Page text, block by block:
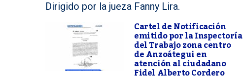
Dirigido por la jueza Fanny Lira.
Cartel de Notificación
emitido por la Inspectoría
del Trabajo zona centro
de Anzoátegui en
atención al ciudadano
Fidel Alberto Cordero